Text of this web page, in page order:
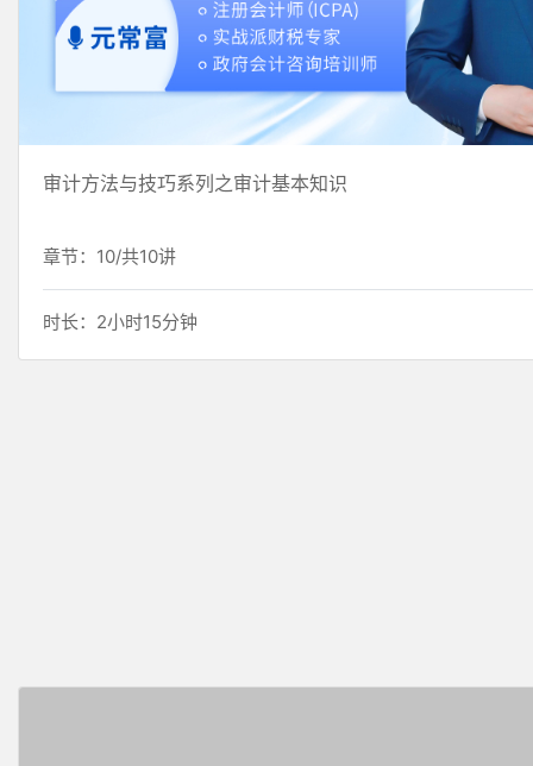
审计方法与技巧系列之审计基本知识
章节：10/共10讲
时长：2小时15分钟